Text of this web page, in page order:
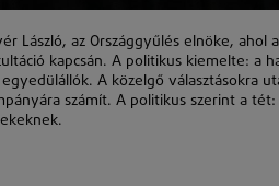
László, az Országgyűlés elnöke, ahol
kapcsán. A politikus kiemelte: a
A közelgő választásokra
számít. A politikus szerint a